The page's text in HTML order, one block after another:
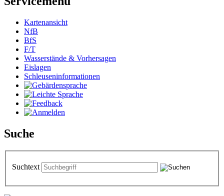
Kartenansicht
NfB
BfS
F/T
Wasserstände & Vorhersagen
Eislagen
Schleuseninformationen
Suche
Suchtext